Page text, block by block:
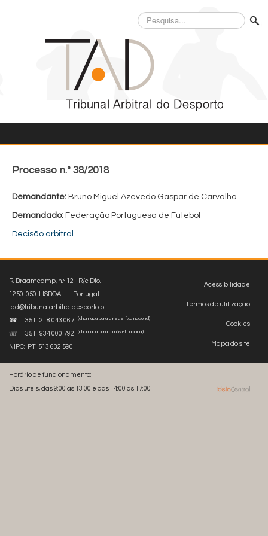
Pesquisa...
Processo n.º 38/2018
Demandante: Bruno Miguel Azevedo Gaspar de Carvalho
Demandado: Federação Portuguesa de Futebol
Decisão arbitral
Acessibilidade
Termos de utilização
Cookies
Mapa do site
R. Braamcamp, n.º 12 - R/c Dto.
1250-050 LISBOA - Portugal
tad@tribunalarbitraldesporto.pt
☎ +351 218 043 067
(chamada para a rede fixa nacional)
☏ +351 934 000 792 (chamada para a móvel nacional)
NIPC: PT 513 632 590
Horário de funcionamento:
Dias úteis, das 9:00 às 13:00 e das 14:00 às 17:00